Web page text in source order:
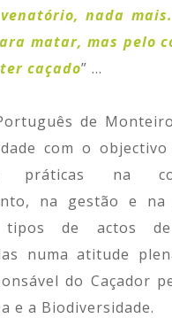
nada
matar, mas pelo
caçado” …
de
com o
práticas na
na gestão e na
tipos de actos
numa atitude
do Caçador
e a Biodiversidade.